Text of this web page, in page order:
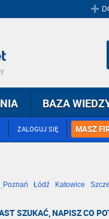
ZALOGUJ SIĘ MASZ
BAZA
Poznań Łódź Katowice
SZUKAĆ, NAPISZ CO